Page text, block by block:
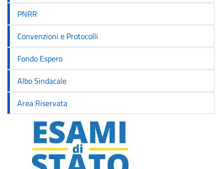
PNRR
Convenzioni e Protocolli
Fondo Espero
Albo Sindacale
Area Riservata